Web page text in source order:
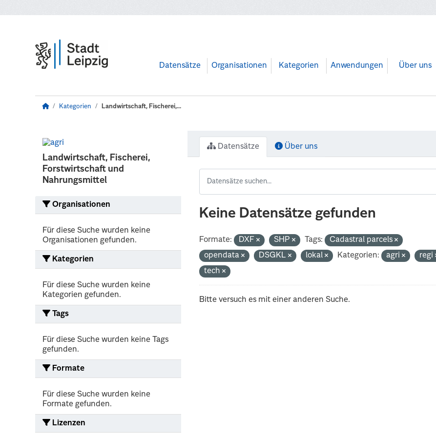
Datensätze Organisationen Kategorien Anwendungen Über uns
Kategorien Landwirtschaft, Fischerei,...
Landwirtschaft, Fischerei,
Forstwirtschaft und
Nahrungsmittel
Organisationen
Für diese Suche wurden keine
Organisationen gefunden.
Kategorien
Für diese Suche wurden keine
Kategorien gefunden.
Tags
Für diese Suche wurden keine Tags
gefunden.
Formate
Für diese Suche wurden keine
Formate gefunden.
Lizenzen
Datensätze Über uns
Keine Datensätze gefunden
Formate: DXF SHP Tags:
Cadastral parcels
opendata
DSGKL lokal Kategorien: agri
regi
tech
Bitte versuch es mit einer anderen Suche.